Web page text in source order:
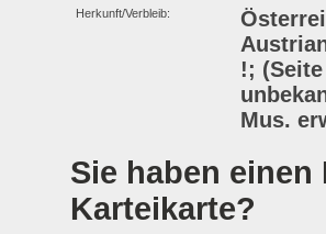
Herkunft/Verbleib:
!;
Mus.
Sie haben
Karteikarte?